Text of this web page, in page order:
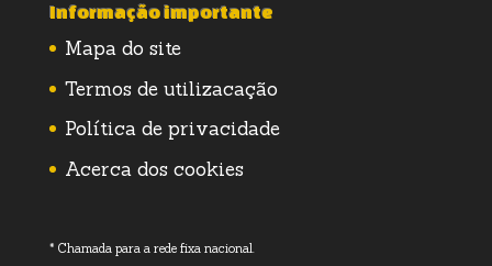
Informação importante
Mapa do site
Termos de utilizacação
Política de privacidade
Acerca dos cookies
* Chamada para a rede fixa nacional.